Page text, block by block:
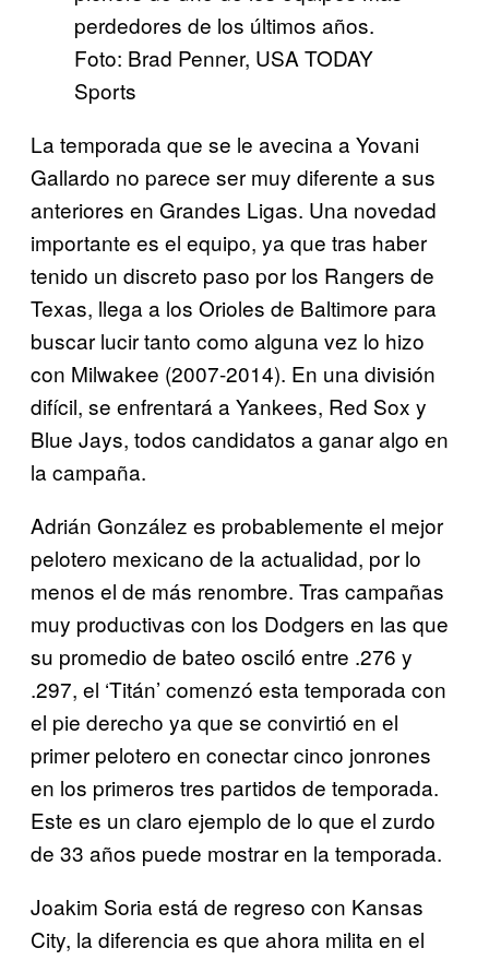
perdedores de los últimos años.
Foto: Brad Penner, USA TODAY
Sports
La temporada que se le avecina a Yovani
Gallardo no parece ser muy diferente a sus
anteriores en Grandes Ligas. Una novedad
importante es el equipo, ya que tras haber
tenido un discreto paso por los Rangers de
Texas, llega a los Orioles de Baltimore para
buscar lucir tanto como alguna vez lo hizo
con Milwakee (2007-2014). En una división
difícil, se enfrentará a Yankees, Red Sox y
Blue Jays, todos candidatos a ganar algo en
la campaña.
Adrián González es probablemente el mejor
pelotero mexicano de la actualidad, por lo
menos el de más renombre. Tras campañas
muy productivas con los Dodgers en las que
su promedio de bateo osciló entre .276 y
.297, el ‘Titán’ comenzó esta temporada con
el pie derecho ya que se convirtió en el
primer pelotero en conectar cinco jonrones
en los primeros tres partidos de temporada.
Este es un claro ejemplo de lo que el zurdo
de 33 años puede mostrar en la temporada.
Joakim Soria está de regreso con Kansas
City, la diferencia es que ahora milita en el